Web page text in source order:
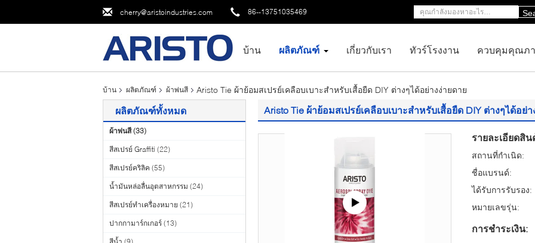
cherry@aristoindustries.com 86--13751035469
บ้าน ผลิตภัณฑ์ เกี่ยวกับเรา ทัวร์โรงงาน ควบคุมคุณภ
บ้าน ผลิตภัณฑ์ ผ้าพ่นสี Aristo Tie ผ้าย้อมสเปรย์เคลือบเบาะสำหรับเสื้อยืด DIY ต่างๆได้อย่างง่ายดาย
ผลิตภัณฑ์ทั้งหมด
ผ้าพ่นสี (33)
สีสเปรย์ Graffiti (22)
สีสเปรย์คริลิค (55)
น้ำมันหล่อลื่นอุตสาหกรรม (24)
สีสเปรย์ทำเครื่องหมาย (21)
ปากกามาร์กเกอร์ (13)
Aristo Tie ผ้าย้อมสเปรย์เคลือบเบาะสำหรับเสื้อยืด DIY ต่างๆได้อย่า
รายละเอียดสิน
สถานที่กำเนิด:
ชื่อแบรนด์:
ได้รับการรับรอง:
หมายเลขรุ่น:
การชำระเงิน: